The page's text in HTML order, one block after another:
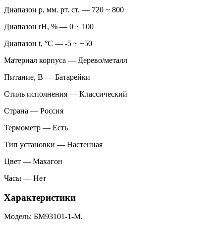
Диапазон p, мм. рт. ст. — 720 ~ 800
Диапазон rH, % — 0 ~ 100
Диапазон t, °C — -5 ~ +50
Материал корпуса — Дерево/металл
Питание, В — Батарейки
Стиль исполнения — Классический
Страна — Россия
Термометр — Есть
Тип установки — Настенная
Цвет — Махагон
Часы — Нет
Характеристики
Модель: БМ93101-1-М.